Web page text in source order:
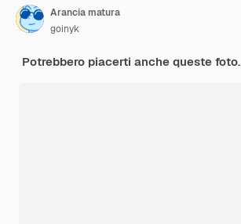
Arancia matura
goinyk
Potrebbero piacerti anche queste foto.